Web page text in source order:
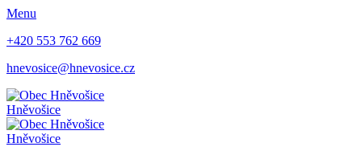
Menu
+420 553 762 669
hnevosice@hnevosice.cz
Hněvošice
Hněvošice